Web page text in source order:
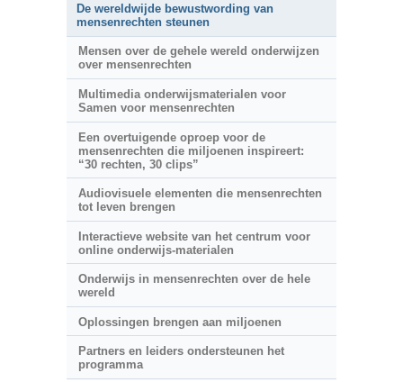
De wereldwijde bewustwording van
mensenrechten steunen
Mensen over de gehele wereld onderwijzen
over mensenrechten
Multimedia onderwijsmaterialen voor
Samen voor mensenrechten
Een overtuigende oproep voor de
mensenrechten die miljoenen inspireert:
“30 rechten, 30 clips”
Audiovisuele elementen die mensenrechten
tot leven brengen
Interactieve website van het centrum voor
online onderwijs-materialen
Onderwijs in mensenrechten over de hele
wereld
Oplossingen brengen aan miljoenen
Partners en leiders ondersteunen het
programma